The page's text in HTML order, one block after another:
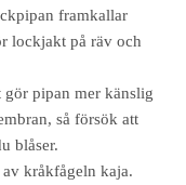
framkallar
lockjakt på räv och
pipan mer känslig
så försök att
blåser.
kråkfågeln kaja.